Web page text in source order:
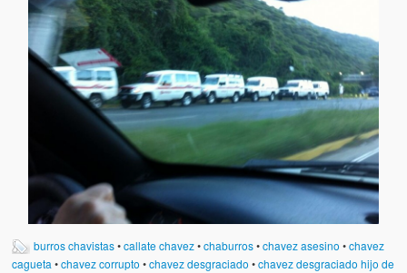
burros chavistas•callate chavez•chaburros•chavez asesino •chavez
cagueta •chavez corrupto •chavez desgraciado •chavez desgraciado hijo de